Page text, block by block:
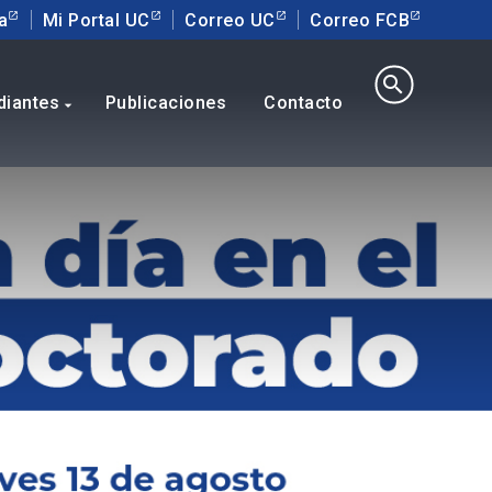
Mi Portal UC Correo UC Correo FCB
arrow_drop_down Publicaciones Contacto
search